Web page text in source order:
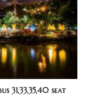
31,33,35,40 seat